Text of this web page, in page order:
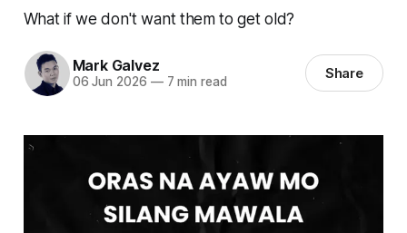
What if we don't want them to get old?
Mark Galvez
06 Jun 2026 —7 min read Share